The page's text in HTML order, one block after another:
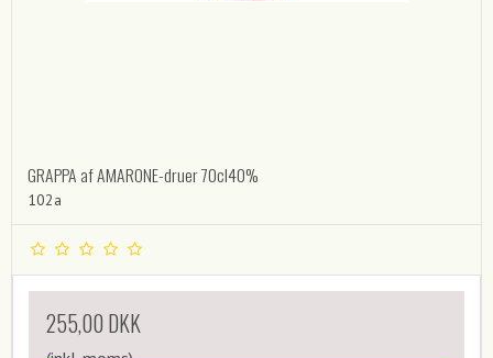
GRAPPA af AMARONE-druer 70cl40%
102a
255,00 DKK